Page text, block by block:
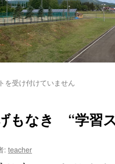
を受け付けていません
もなき “学習
: teacher